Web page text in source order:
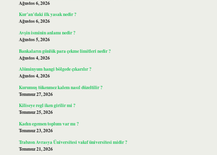
Ağustos 6, 2026
Kur’an’daki ilk yasak nedir ?
Ağustos 6, 2026
Avşin isminin anlamı nedir ?
Ağustos 5, 2026
Bankaların günlük para çekme limitleri nedir ?
Ağustos 4, 2026
Alüminyum hangi bölgede çıkarılır ?
Ağustos 4, 2026
Kurumuş tükenmez kalem nasıl düzeltilir ?
Temmuz 27, 2026
Kiliseye regl iken girilir mi ?
Temmuz 25, 2026
Kadın egemen toplum var mı ?
Temmuz 23, 2026
Trabzon Avrasya Üniversitesi vakıf üniversitesi midir ?
Temmuz 21, 2026